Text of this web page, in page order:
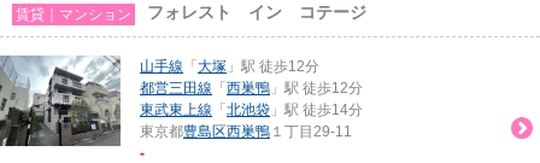
賃貸｜マンション フォレスト イン コテージ
山手線 「 大塚 」駅 徒歩12分
都営三田線 「 西巣鴨 」駅 徒歩12分
東武東上線 「 北池袋 」駅 徒歩14分
東京都豊島区西巣鴨 １丁目29-11
-